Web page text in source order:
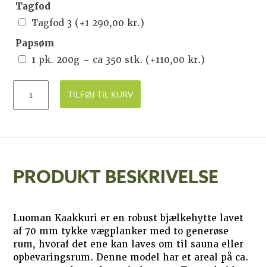
Tagfod
Tagfod 3 (+1 290,00 kr.)
Papsøm
1 pk. 200g – ca 350 stk. (+110,00 kr.)
TILFØJ TIL KURV
PRODUKT BESKRIVELSE
Luoman Kaakkuri er en robust bjælkehytte lavet
af 70 mm tykke vægplanker med to generøse
rum, hvoraf det ene kan laves om til sauna eller
opbevaringsrum. Denne model har et areal på ca.